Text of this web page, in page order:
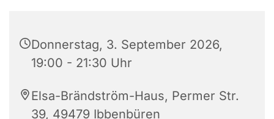
Donnerstag, 3. September 2026,
19:00 - 21:30 Uhr
Elsa-Brändström-Haus, Permer Str.
39, 49479 Ibbenbüren